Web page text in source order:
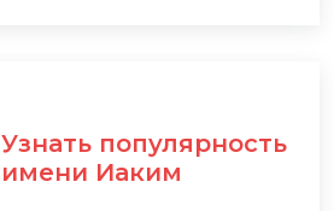
Узнать популярность
имени Иаким